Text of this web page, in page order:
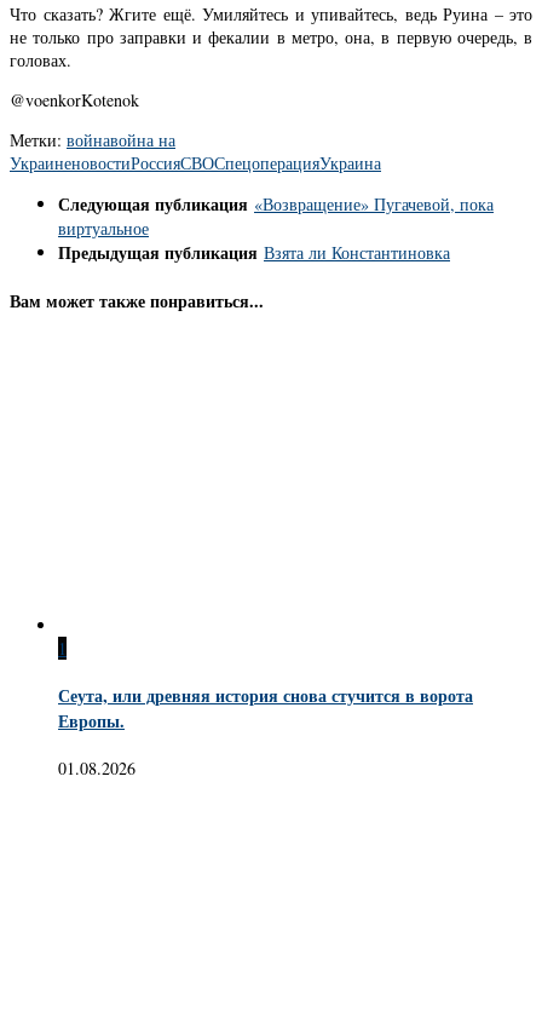
Что сказать? Жгите ещё. Умиляйтесь и упивайтесь, ведь Руина – это
не только про заправки и фекалии в метро, она, в первую очередь, в
головах.
@voenkorKotenok
Метки: войнавойна на
УкраиненовостиРоссияСВОСпецоперацияУкраина
Следующая публикация «Возвращение» Пугачевой, пока
виртуальное
Предыдущая публикация Взята ли Константиновка
Вам может также понравиться...
1
Сеута, или древняя история снова стучится в ворота
Европы.
01.08.2026